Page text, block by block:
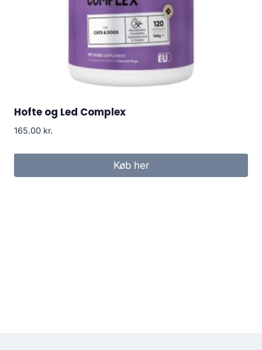
Hofte og Led Complex
165.00 kr.
Køb her